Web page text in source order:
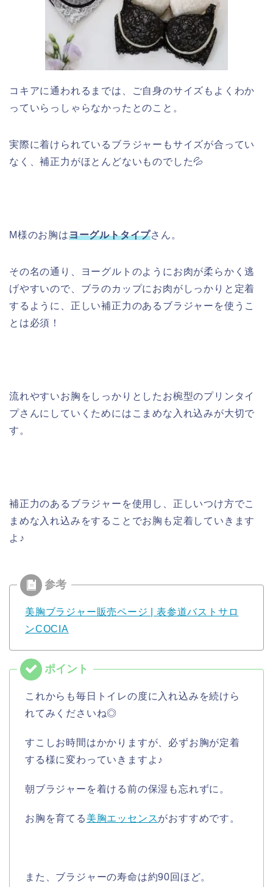
コキアに通われるまでは、ご自身のサイズもよくわか
っていらっしゃらなかったとのこと。
実際に着けられているブラジャーもサイズが合ってい
なく、補正力がほとんどないものでした💦
M様のお胸はヨーグルトタイプさん。
その名の通り、ヨーグルトのようにお肉が柔らかく逃
げやすいので、ブラのカップにお肉がしっかりと定着
するように、正しい補正力のあるブラジャーを使うこ
とは必須！
流れやすいお胸をしっかりとしたお椀型のプリンタイ
プさんにしていくためにはこまめな入れ込みが大切で
す。
補正力のあるブラジャーを使用し、正しいつけ方でこ
まめな入れ込みをすることでお胸も定着していきます
よ♪
美胸ブラジャー販売ページ | 表参道バストサロ
ンCOCIA
これからも毎日トイレの度に入れ込みを続けら
れてみくださいね◎
すこしお時間はかかりますが、必ずお胸が定着
する様に変わっていきますよ♪
朝ブラジャーを着ける前の保湿も忘れずに。
お胸を育てる 美胸エッセンスがおすすめです。
また、ブラジャーの寿命は約90回ほど。